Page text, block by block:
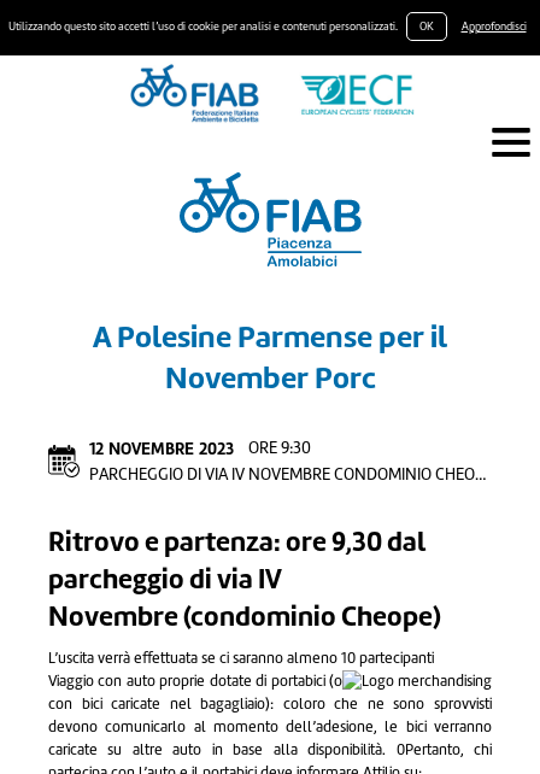
Utilizzando questo sito accetti l’uso di cookie per analisi e contenuti personalizzati. OK Approfondisci
A Polesine Parmense per il
November Porc
12 NOVEMBRE 2023
ORE 9:30
PARCHEGGIO DI VIA IV NOVEMBRE CONDOMINIO CHEOPE)
Ritrovo e partenza: ore 9,30 dal
parcheggio di via IV
Novembre (condominio Cheope)
L’uscita verrà effettuata se ci saranno almeno 10 partecipanti
Viaggio con auto proprie dotate di portabici (o
con bici caricate nel bagagliaio): coloro che ne sono sprovvisti
devono comunicarlo al momento dell’adesione, le bici verranno
caricate su altre auto in base alla disponibilità. 0Pertanto, chi